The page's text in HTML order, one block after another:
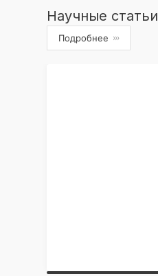
Научные статьи
Подробнее ›››